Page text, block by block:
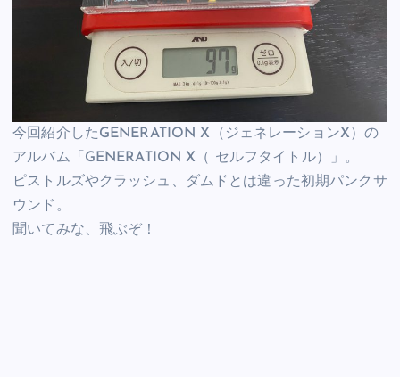
今回紹介したGENERATION X（ジェネレーションX）の
アルバム「GENERATION X（ セルフタイトル）」。
ピストルズやクラッシュ、ダムドとは違った初期パンクサ
ウンド。
聞いてみな、飛ぶぞ！